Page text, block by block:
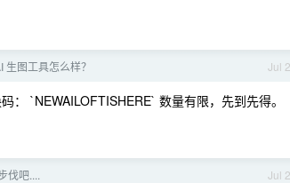
Jul 2
图工具怎么样？
`NEWAILOFTISHERE` 数量有限，先到先得。
Jul 2
伐吧....